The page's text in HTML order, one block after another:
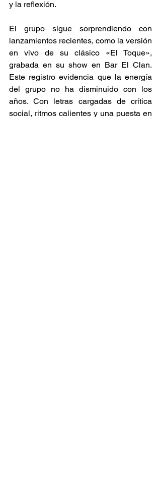
y la reflexión.
El grupo sigue sorprendiendo con
lanzamientos recientes, como la versión
en vivo de su clásico «El Toque»,
grabada en su show en Bar El Clan.
Este registro evidencia que la energía
del grupo no ha disminuido con los
años. Con letras cargadas de crítica
social, ritmos calientes y una puesta en